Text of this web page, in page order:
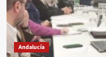
Andalucía